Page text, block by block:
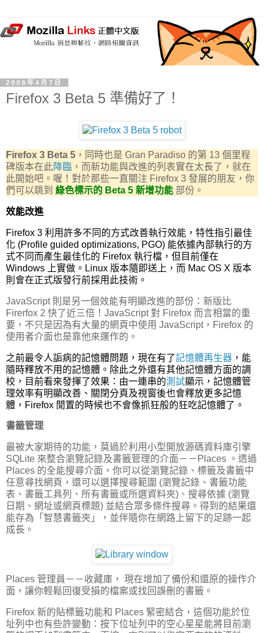
2008年4月7日
Firefox 3 Beta 5 準備好了！
Firefox 3 Beta 5 ，同時也是 Gran Paradiso 的第 13 個里程
碑版本在此降臨 ，而新功能與改進的列表實在太長了，就在
此開始吧。喔！對於那些一直關注 Firefox 3 發展的朋友，你
們可以跳到 綠色標示的 Beta 5 新增功能 部份。
效能改進
Firefox 3 利用許多不同的方式改善執行效能，特性指引最佳
化 (Profile guided optimizations, PGO) 能依據內部執行的方
式不同而產生最佳化的 Firefox 執行檔，但目前僅在
Windows 上實做。Linux 版本隨即送上，而 Mac OS X 版本
則會在正式版發行前採用此技術。
JavaScript 則是另一個效能有明顯改進的部份：新版比
Firerfox 2 快了近三倍！JavaScript 對 Firefox 而言相當的重
要， 不只是因為有大量的網頁中使用 JavaScript， Firefox 的
使用者介面也是靠他來運作的。
之前最令人詬病的記憶體問題，現在有了記憶體再生器 ，能
隨時釋放不用的記憶體。除此之外還有其他記憶體方面的調
校，目前看來發揮了效果：由一連串的測試顯示，記憶體管
理效率有明顯改善、關閉分頁及視窗後也會釋放更多記憶
體，Firefox 閒置的時候也不會像抓狂般的狂吃記憶體了。
書籤管理
最被大家期待的功能，莫過於利用小型開放源碼資料庫引擎
SQLite 來整合瀏覽記錄及書籤管理的介面－－Places 。透過
Places 的全能搜尋介面，你可以從瀏覽記錄、標籤及書籤中
任意尋找網頁，還可以選擇搜尋範圍 (瀏覽記錄、書籤功能
表、書籤工具列、所有書籤或所選資料夾)、搜尋依據 (瀏覽
日期、網址或網頁標題) 並結合眾多條件搜尋。得到的結果還
能存為「智慧書籤夾」，並伴隨你在網路上留下的足跡一起
成長。
Places 管理員－－收藏庫 ， 現在增加了備份和還原的操作介
面，讓你輕鬆回復受損的檔案或找回誤刪的書籤。
Firefox 新的貼標籤功能和 Places 緊密結合，這個功能於位
址列中也有些許變動：按下位址列中的空心星星能將目前瀏